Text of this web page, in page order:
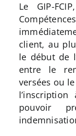
Le GIP-
client, au
le début de
entre le
versées ou
pouvoir